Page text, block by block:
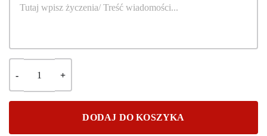
DODAJ DO KOSZYKA